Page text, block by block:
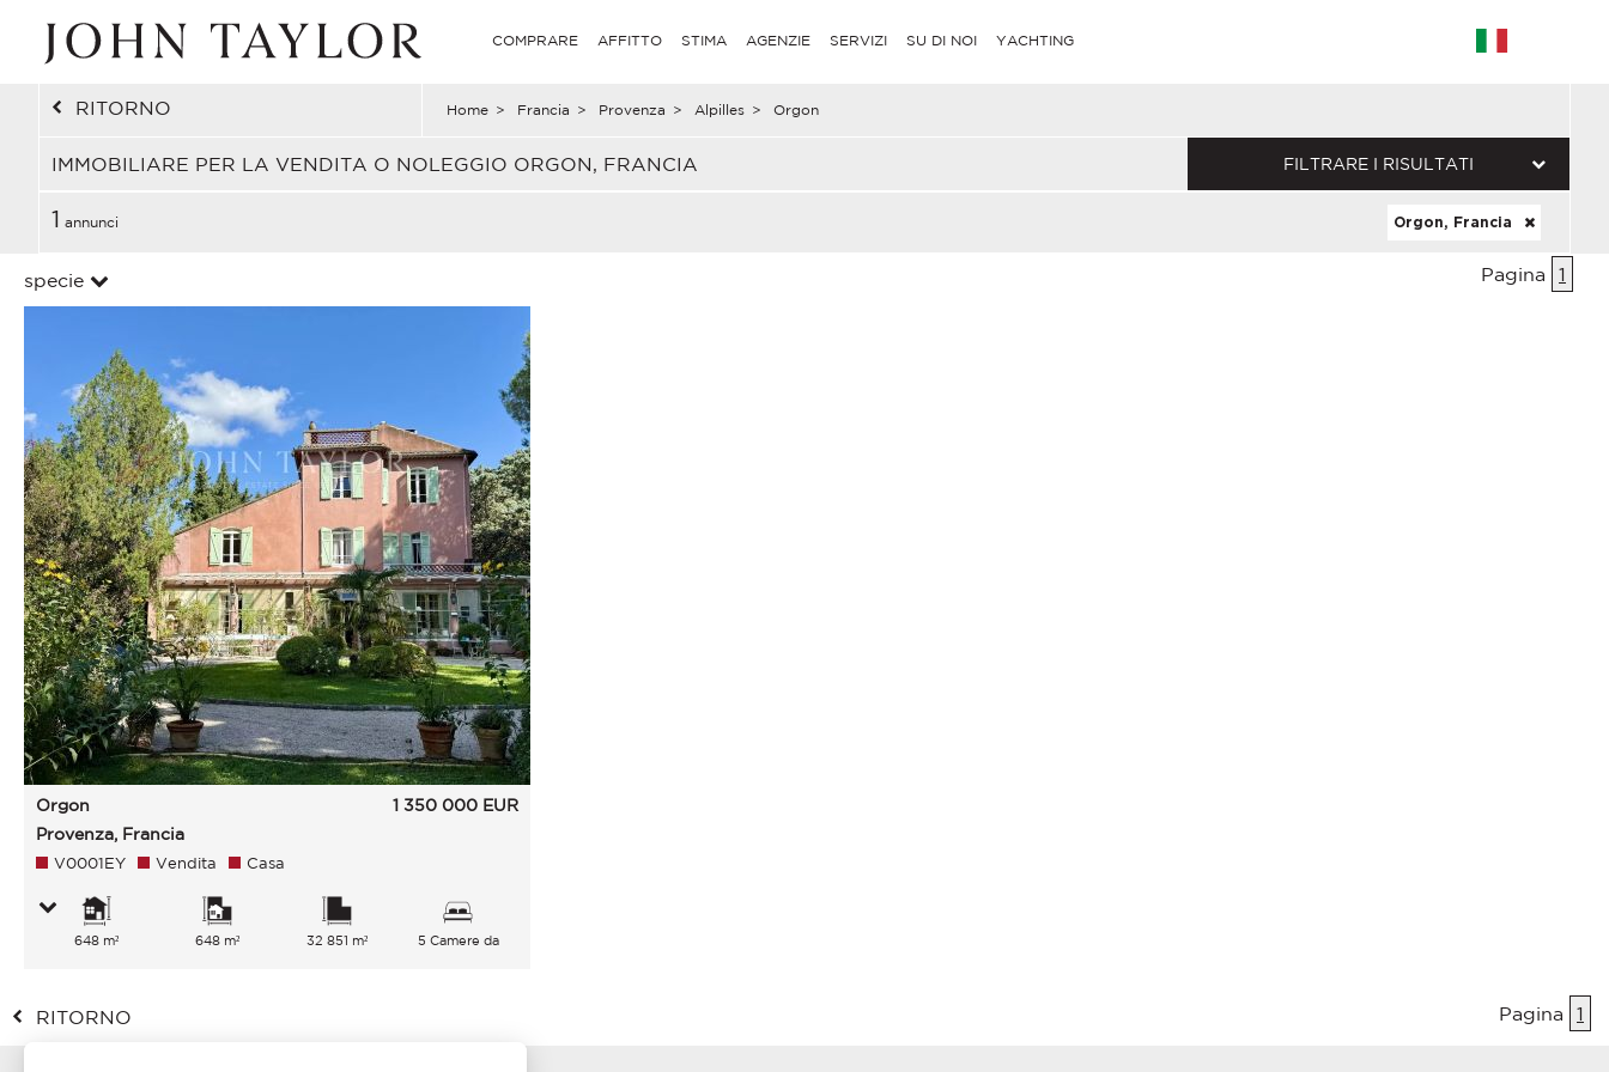
COMPRARE AFFITTO STIMA AGENZIE SERVIZI SU DI NOI YACHTING
RITORNO Home > Francia > Provenza > Alpilles > Orgon
IMMOBILIARE PER LA VENDITA O NOLEGGIO ORGON, FRANCIA FILTRARE I RISULTATI
1 annunci Orgon, Francia
specie Pagina 1
Orgon
Provenza, Francia
1 350 000 EUR
V0001EY Vendita Casa
648 m² 648 m² 32 851 m²
5 Camere da
RITORNO Pagina 1